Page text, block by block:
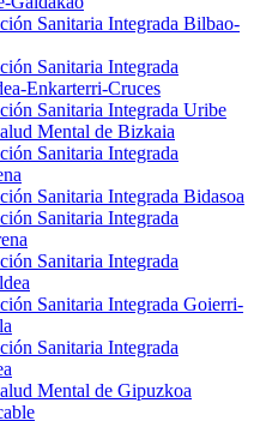
Sanitaria Integrada Bilbao-
Sanitaria Integrada
Enkarterri-Cruces
Sanitaria Integrada Uribe
Mental de Bizkaia
Sanitaria Integrada
Sanitaria Integrada Bidasoa
Sanitaria Integrada
Sanitaria Integrada
Sanitaria Integrada Goierri-
Sanitaria Integrada
Mental de Gipuzkoa